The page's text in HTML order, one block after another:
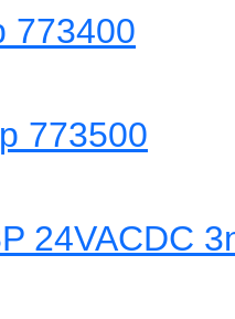
773400
773500
24VACDC